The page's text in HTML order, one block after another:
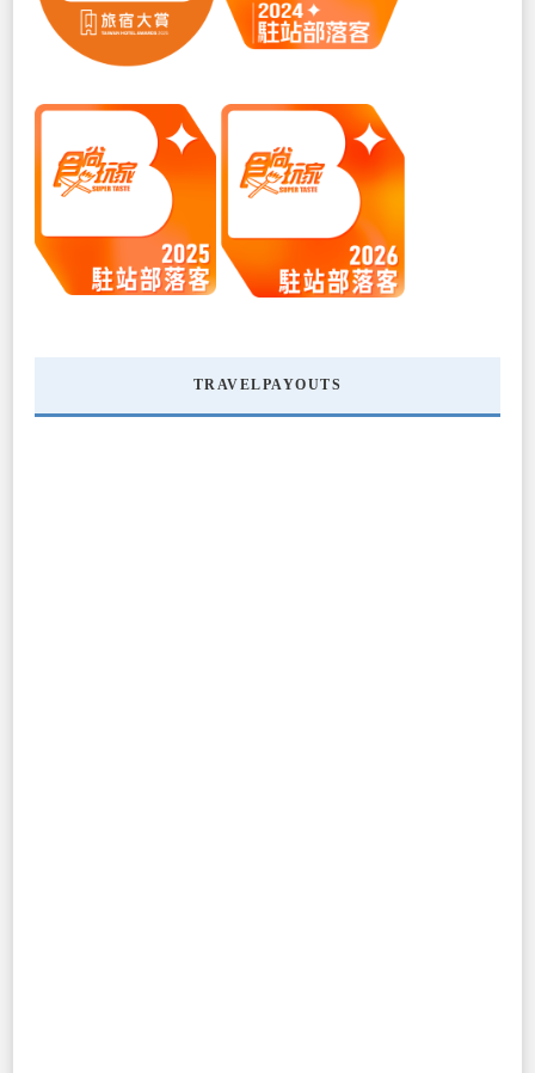
TRAVELPAYOUTS